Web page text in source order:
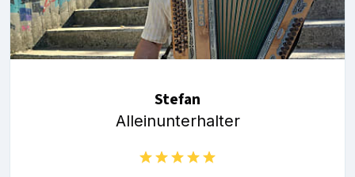
Stefan
Alleinunterhalter